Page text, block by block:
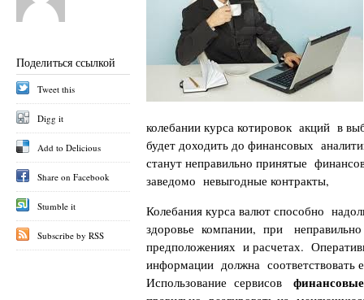
колебании курса котировок акций в
будет доходить до финансовых
станут неправильно принятые
заведомо невыгодные контракты,
Колебания курса валют способно
здоровье компании, при
предположениях и расчетах.
информации должна соответствовать
Использование сервисов
Поделиться ссылкой
Tweet this
Digg it
Add to Delicious
Share on Facebook
Stumble it
Subscribe by RSS